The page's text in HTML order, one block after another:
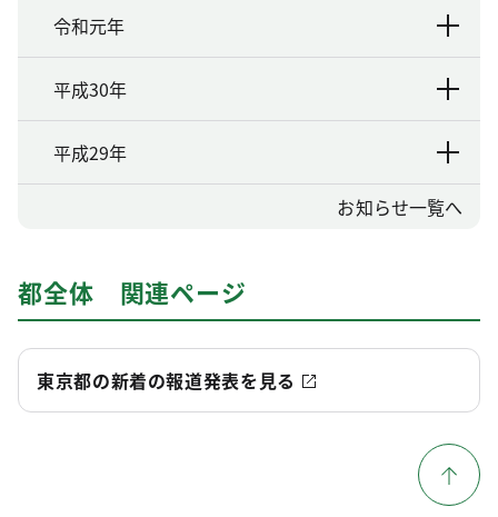
令和元年
平成30年
平成29年
お知らせ一覧へ
都全体 関連ページ
東京都の新着の報道発表を見る